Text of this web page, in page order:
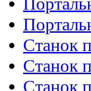
Станок
Станок
Станок